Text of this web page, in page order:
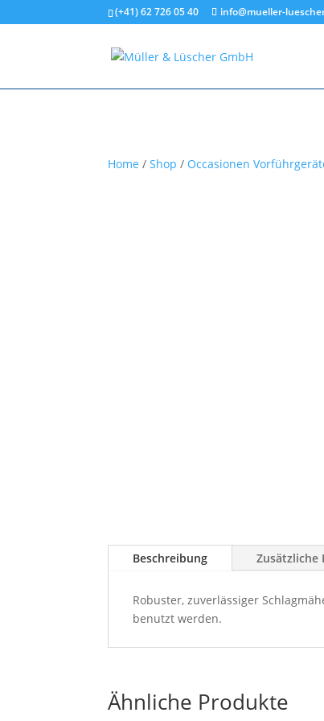
(+41) 62 726 05 40 info@mueller-
Home /Shop / Occasionen
Beschreibung
Robuster, zuverlässiger
benutzt werden.
Ähnliche Produkte